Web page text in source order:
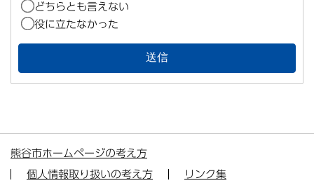
どちらとも言えない
役に立たなかった
熊谷市ホームページの考え方
個人情報取り扱いの考え方
リンク集